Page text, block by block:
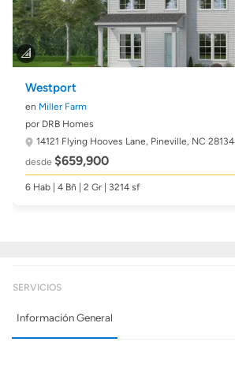
Westport
en Miller Farm
por DRB Homes
14121 Flying Hooves Lane, Pineville, NC 28134
desde $659,900
6 Hab | 4 Bñ | 2 Gr | 3214 sf
SERVICIOS
Información General